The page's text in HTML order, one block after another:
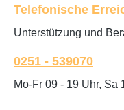
Telefonische
Unterstützung und
0251 - 539070
Mo-Fr 09 - 19 Uhr, Sa